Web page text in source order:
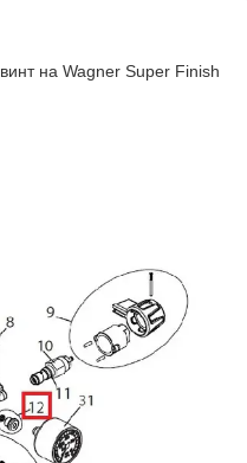
на Wagner Super Finish